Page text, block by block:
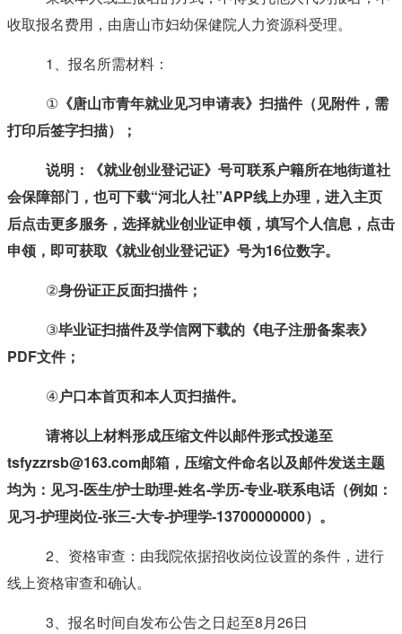
收取报名费用，由唐山市妇幼保健院人力资源科受理。
1、报名所需材料：
① 《唐山市青年就业见习申请表》扫描件（见附件，需
打印后签字扫描）；
说明：《就业创业登记证》号可联系户籍所在地街道社
会保障部门，也可下载“河北人社”APP线上办理，进入主页
后点击更多服务，选择就业创业证申领，填写个人信息，点击
申领，即可获取《就业创业登记证》号为16位数字。
②身份证正反面扫描件；
③毕业证扫描件及学信网下载的《电子注册备案表》
PDF文件；
④户口本首页和本人页扫描件。
请将以上材料形成压缩文件以邮件形式投递至
tsfyzzrsb@163.com邮箱，压缩文件命名以及邮件发送主题
均为：见习-医生/护士助理-姓名-学历-专业-联系电话（例如：
见习-护理岗位-张三-大专-护理学-13700000000）。
2、资格审查：由我院依据招收岗位设置的条件，进行
线上资格审查和确认。
3、报名时间自发布公告之日起至8月26日